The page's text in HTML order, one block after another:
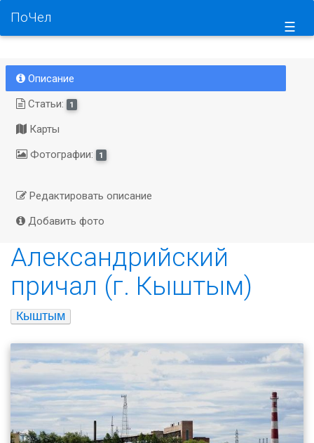
☰
ПоЧел
Описание
Статьи:
1
Карты
Фотографии:
1
Редактировать описание
Добавить фото
Александрийский
причал (г. Кыштым)
Кыштым